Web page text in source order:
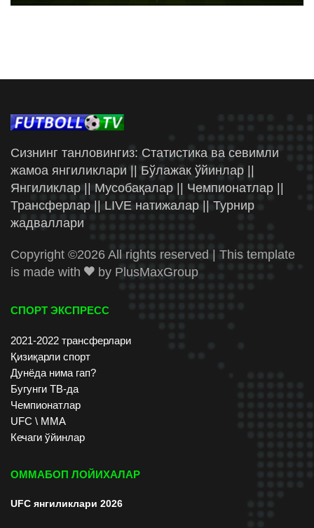
Сизнинг танловингиз: Статистика ва севимли
жамоа янгиликлари || Бўлажак ўйинлар ||
Янгиликлар || Мусобақалар || Чемпионатлар ||
Трансферлар || LIVE натижалар || Турнир
жадваллари
Copyright ©2026 All rights reserved | This template
is made with
by PlusMaxGroup
СПОРТ ЭКСПРЕСС
2021-2022 трансферлари
Қизиқарли спорт
Дунёда нима гап?
Бугунги ТВ-да
Чемпионатлар
UFC \ ММА
Кечаги ўйинлар
ОММАБОП ЛОЙИХАЛАР
UFC янгиликлари 2026